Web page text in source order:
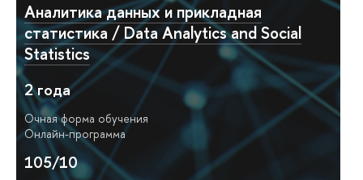
Аналитика данных и прикладная
статистика / Data Analytics and Social
Statistics
2 года
Очная форма обучения
Онлайн-программа
105/10